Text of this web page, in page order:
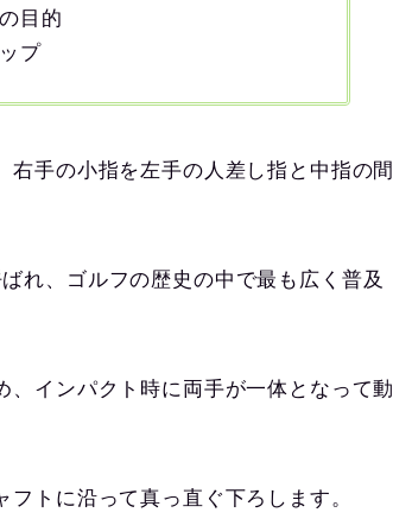
目的
プ
手の小指を左手の人差し指と中指の間
れ、ゴルフの歴史の中で最も広く普及
インパクト時に両手が一体となって動
トに沿って真っ直ぐ下ろします。